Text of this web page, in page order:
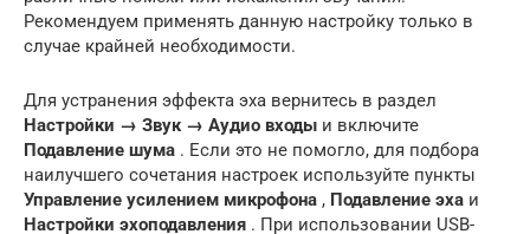
Рекомендуем применять данную настройку только в
случае крайней необходимости.
Для устранения эффекта эха вернитесь в раздел
Настройки → Звук → Аудио входы и включите
Подавление шума . Если это не помогло, для подбора
наилучшего сочетания настроек используйте пункты
Управление усилением микрофона , Подавление эха и
Настройки эхоподавления . При использовании USB-